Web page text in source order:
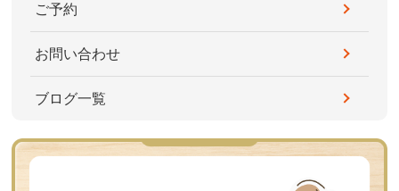
ご予約
お問い合わせ
ブログ一覧